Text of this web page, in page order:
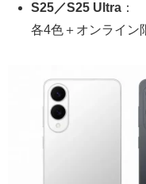
S25／S25 Ultra ：
各4色＋オンライン